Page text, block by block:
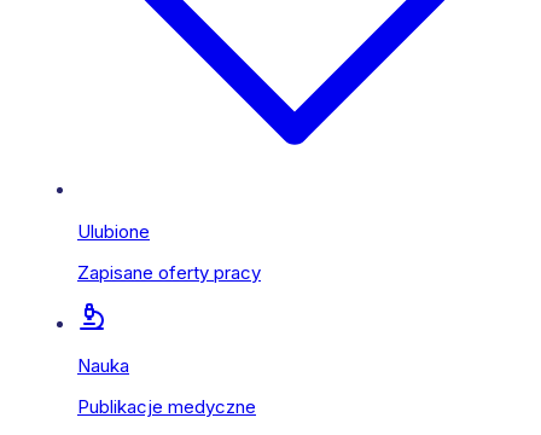
Ulubione
Zapisane oferty pracy
Nauka
Publikacje medyczne